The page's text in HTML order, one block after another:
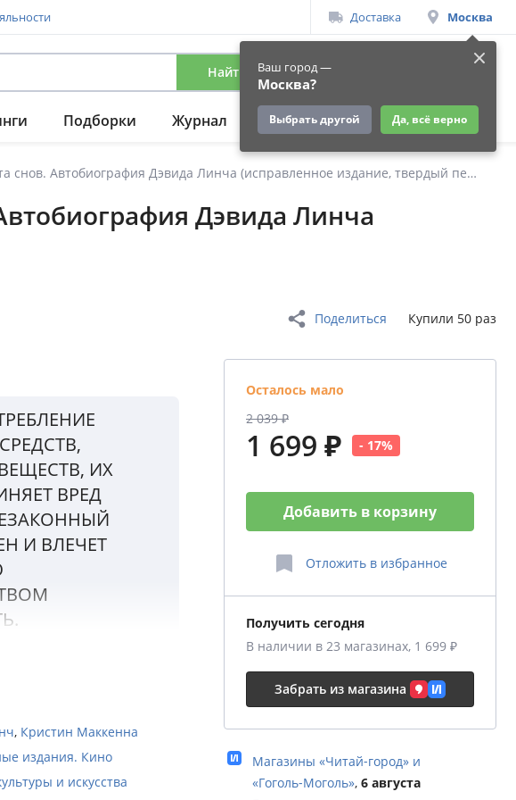
Доставка Москва
Ваш город —
Москва?
Выбрать другой Да, всё верно
Найти Вход
Подборки Журнал Подарки Ещё
Комната снов. Автобиография Дэвида Линча (исправленное издание, твердый переплет)
Дэвида Линча
Поделиться Купили 50 раз
ИХ
ВРЕД
И ВЛЕЧЕТ
которого
нынешней
в
независимом кино".
, Кристин Маккенна
издания. Кино
и искусства
Осталось мало
2 039 ₽
1 699 ₽ - 17%
Добавить в корзину
Отложить в избранное
Получить сегодня
В наличии в 23 магазинах, 1 699 ₽
Забрать из магазина
Магазины «Читай‑город» и
«Гоголь‑Моголь», 6 августа